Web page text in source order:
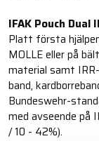
IFAK Pouch Dual
Platt första
MOLLE eller på
material samt
band,
Bundeswehr-
med avseende på
/ 10 - 42%).